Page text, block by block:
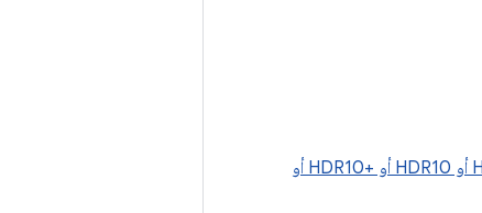
شغِّل فيديوهات بتنسيق HDR على شاشة أي معايير HDR التي يتيحها نظام العرض، مثل HLG أو HDR10 أو HDR10+‎ أو